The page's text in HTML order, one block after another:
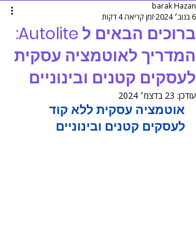
ברוכים הבאים ל Autolite:
המדריך לאוטמציה עסקית
לעסקים קטנים ובינוניים
barak Hazan
6 בנוב׳ 2024
זמן קריאה 4 דקות
עודכן: 23 בדצמ׳ 2024
אוטמציה עסקית ללא קוד
לעסקים קטנים ובינוניים